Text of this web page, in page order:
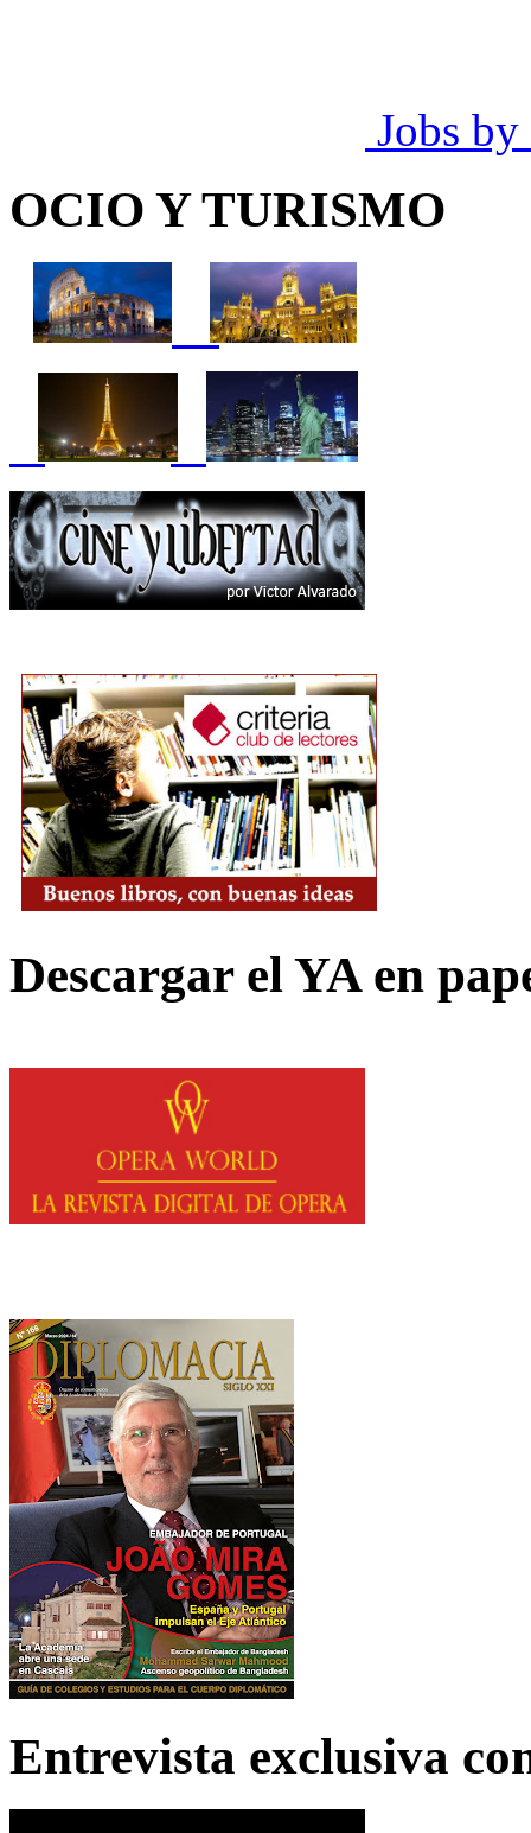
Jobs by
OCIO Y TURISMO
Descargar el YA en
Entrevista exclusiva